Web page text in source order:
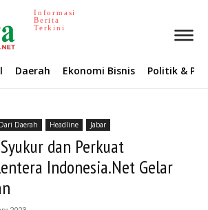
Informasi
Berita
Terkini
Daerah Ekonomi Bisnis Politik &
Dari Daerah Headline Jabar
dan Perkuat
Indonesia.Net Gelar